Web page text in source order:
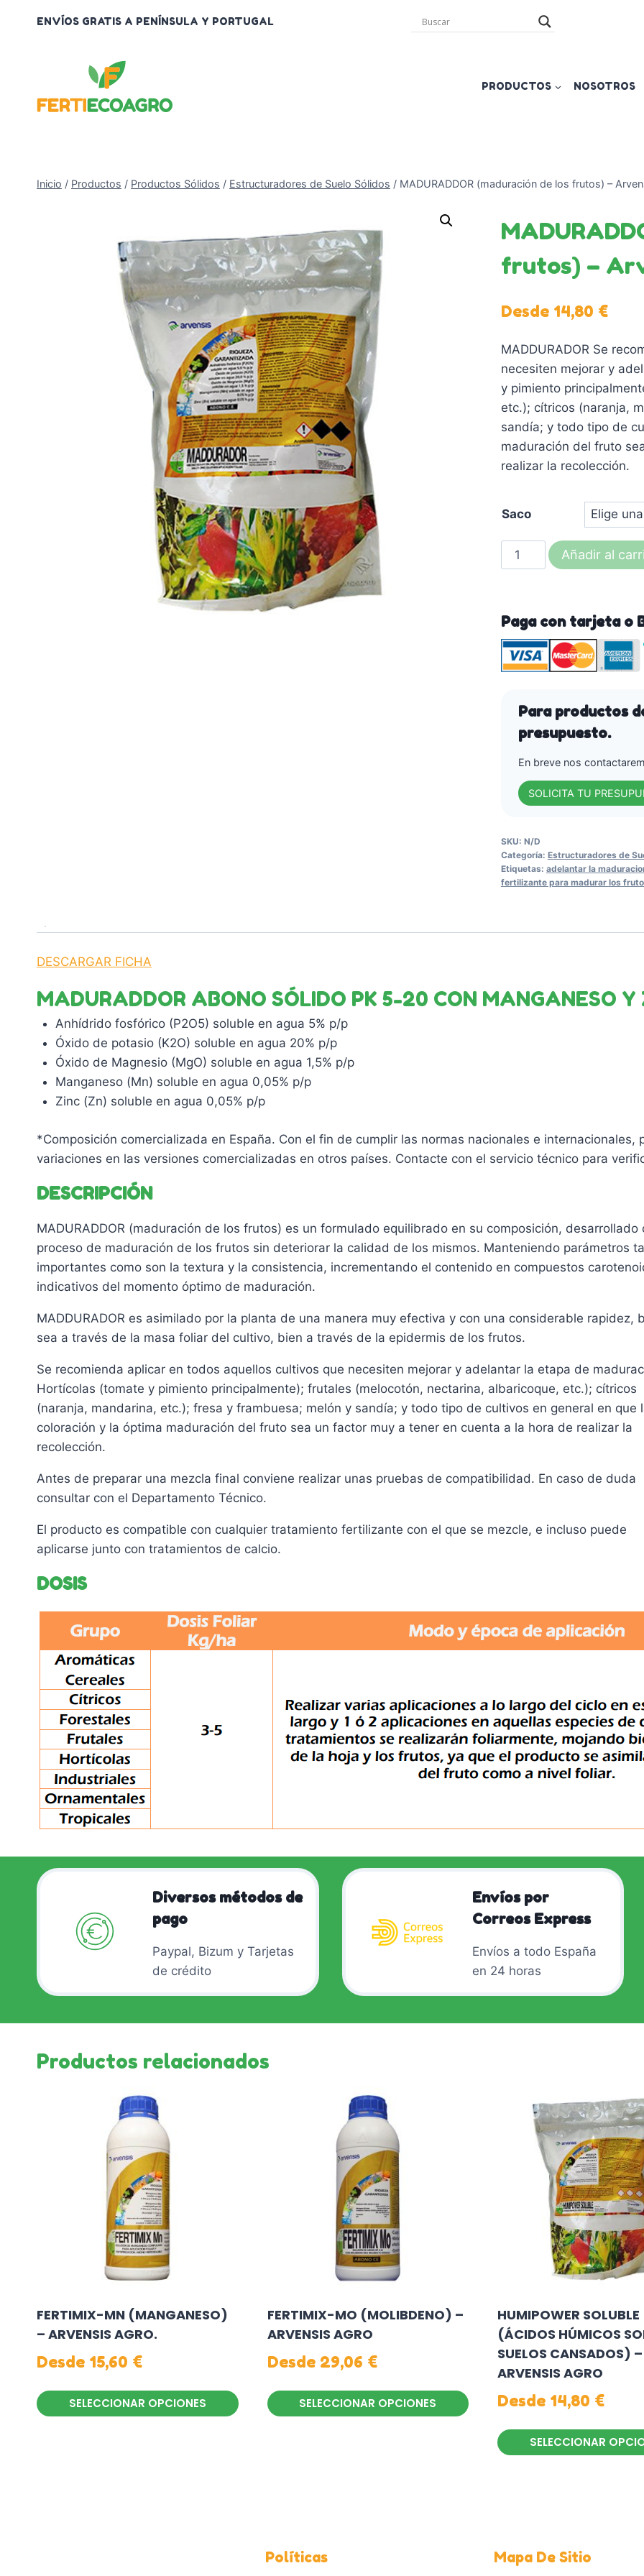
ENVÍOS GRATIS A PENÍNSULA Y PORTUGAL
PRODUCTOS NOSOTROS
Inicio / Productos / Productos Sólidos / Estructuradores de Suelo Sólidos / MADURADDOR (maduración de los frutos) –
frutos) –
Desde 14,80 €
MADDURADOR Se
necesiten mejorar y
y pimiento
etc.); cítricos (naranja,
sandía; y todo tipo de
maduración del fruto
realizar la recolección.
Saco
MADURADDOR
(maduración
frutos)
-
Arvensis
cantidad
Añadir al
Paga con tarjeta o
Para productos
presupuesto.
En breve nos
SOLICITA TU
SKU: N/D
Categoría: Estructuradores de
Etiquetas: adelantar la
fertilizante para madurar los
DESCARGAR FICHA
MADURADDOR ABONO SÓLIDO PK 5-20 CON MANGANESO
Anhídrido fosfórico (P2O5) soluble en agua 5% p/p
Óxido de potasio (K2O) soluble en agua 20% p/p
Óxido de Magnesio (MgO) soluble en agua 1,5% p/p
Manganeso (Mn) soluble en agua 0,05% p/p
Zinc (Zn) soluble en agua 0,05% p/p
*Composición comercializada en España. Con el fin de cumplir las normas nacionales e internacionales,
variaciones en las versiones comercializadas en otros países. Contacte con el servicio técnico para
DESCRIPCIÓN
MADURADDOR (maduración de los frutos) es un formulado equilibrado en su composición,
proceso de maduración de los frutos sin deteriorar la calidad de los mismos. Manteniendo parámetros
importantes como son la textura y la consistencia, incrementando el contenido en compuestos
indicativos del momento óptimo de maduración.
MADDURADOR es asimilado por la planta de una manera muy efectiva y con una considerable rapidez,
sea a través de la masa foliar del cultivo, bien a través de la epidermis de los frutos.
Se recomienda aplicar en todos aquellos cultivos que necesiten mejorar y adelantar la etapa de
Hortícolas (tomate y pimiento principalmente); frutales (melocotón, nectarina, albaricoque, etc.); cítricos
(naranja, mandarina, etc.); fresa y frambuesa; melón y sandía; y todo tipo de cultivos en general en que
coloración y la óptima maduración del fruto sea un factor muy a tener en cuenta a la hora de realizar la
recolección.
Antes de preparar una mezcla final conviene realizar unas pruebas de compatibilidad. En caso de duda
consultar con el Departamento Técnico.
El producto es compatible con cualquier tratamiento fertilizante con el que se mezcle, e incluso puede
aplicarse junto con tratamientos de calcio.
DOSIS
Diversos métodos de
pago
Paypal, Bizum y Tarjetas
de crédito
Envíos por
Correos Express
Envíos a todo España
en 24 horas
Productos relacionados
FERTIMIX-MN (MANGANESO)
– ARVENSIS AGRO.
Desde 15,60 €
SELECCIONAR OPCIONES
FERTIMIX-MO (MOLIBDENO) –
ARVENSIS AGRO
Desde 29,06 €
SELECCIONAR OPCIONES
se
HUMIPOWER SOLUBLE
(ÁCIDOS HÚMICOS
SUELOS CANSADOS) –
ARVENSIS AGRO
Desde 14,80 €
SELECCIONAR
Las
Políticas Mapa De Sitio